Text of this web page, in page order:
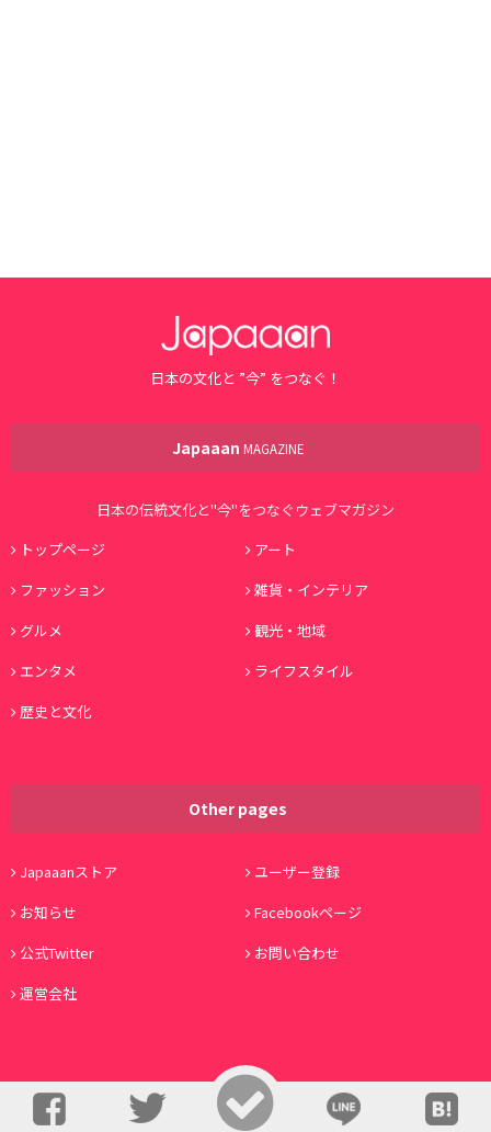
日本の文化と ”今” をつなぐ！
Japaaan MAGAZINE
日本の伝統文化と"今"をつなぐウェブマガジン
トップページ
アート
ファッション
雑貨・インテリア
グルメ
観光・地域
エンタメ
ライフスタイル
歴史と文化
Other pages
Japaaanストア
ユーザー登録
お知らせ
Facebookページ
公式Twitter
お問い合わせ
運営会社
© Copyright 2016, Japaaan All Rights Reserved. 運営: 株式会社ワノコト